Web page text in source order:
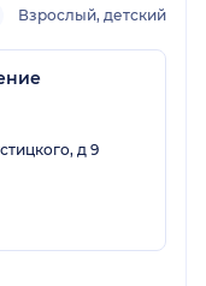
Взрослый, детский
д 9